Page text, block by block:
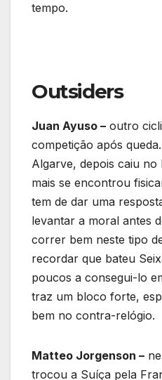
tempo.
Outsiders
Juan Ayuso – outro
competição após
Algarve, depois caiu
mais se encontrou
tem de dar uma
levantar a moral antes
correr bem neste tipo
recordar que bateu
poucos a consegui-lo
traz um bloco forte,
bem no contra-relógio.
Matteo Jorgenson –
trocou a Suíça pela